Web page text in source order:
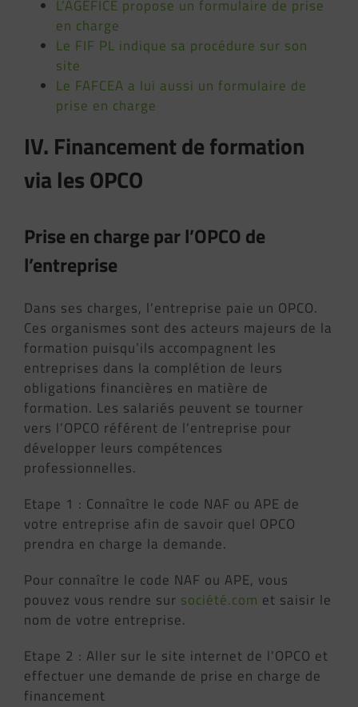
L’AGEFICE propose un formulaire de prise
en charge
Le FIF PL indique sa procédure sur son
site
Le FAFCEA a lui aussi un formulaire de
prise en charge
IV. Financement de formation
via les OPCO
Prise en charge par l’OPCO de
l’entreprise
Dans ses charges, l’entreprise paie un OPCO.
Ces organismes sont des acteurs majeurs de la
formation puisqu’ils accompagnent les
entreprises dans la complétion de leurs
obligations financières en matière de
formation. Les salariés peuvent se tourner
vers l’OPCO référent de l’entreprise pour
développer leurs compétences
professionnelles.
Etape 1 : Connaître le code NAF ou APE de
votre entreprise afin de savoir quel OPCO
prendra en charge la demande.
Pour connaître le code NAF ou APE, vous
pouvez vous rendre sur société.com et saisir le
nom de votre entreprise.
Etape 2 : Aller sur le site internet de l’OPCO et
effectuer une demande de prise en charge de
financement